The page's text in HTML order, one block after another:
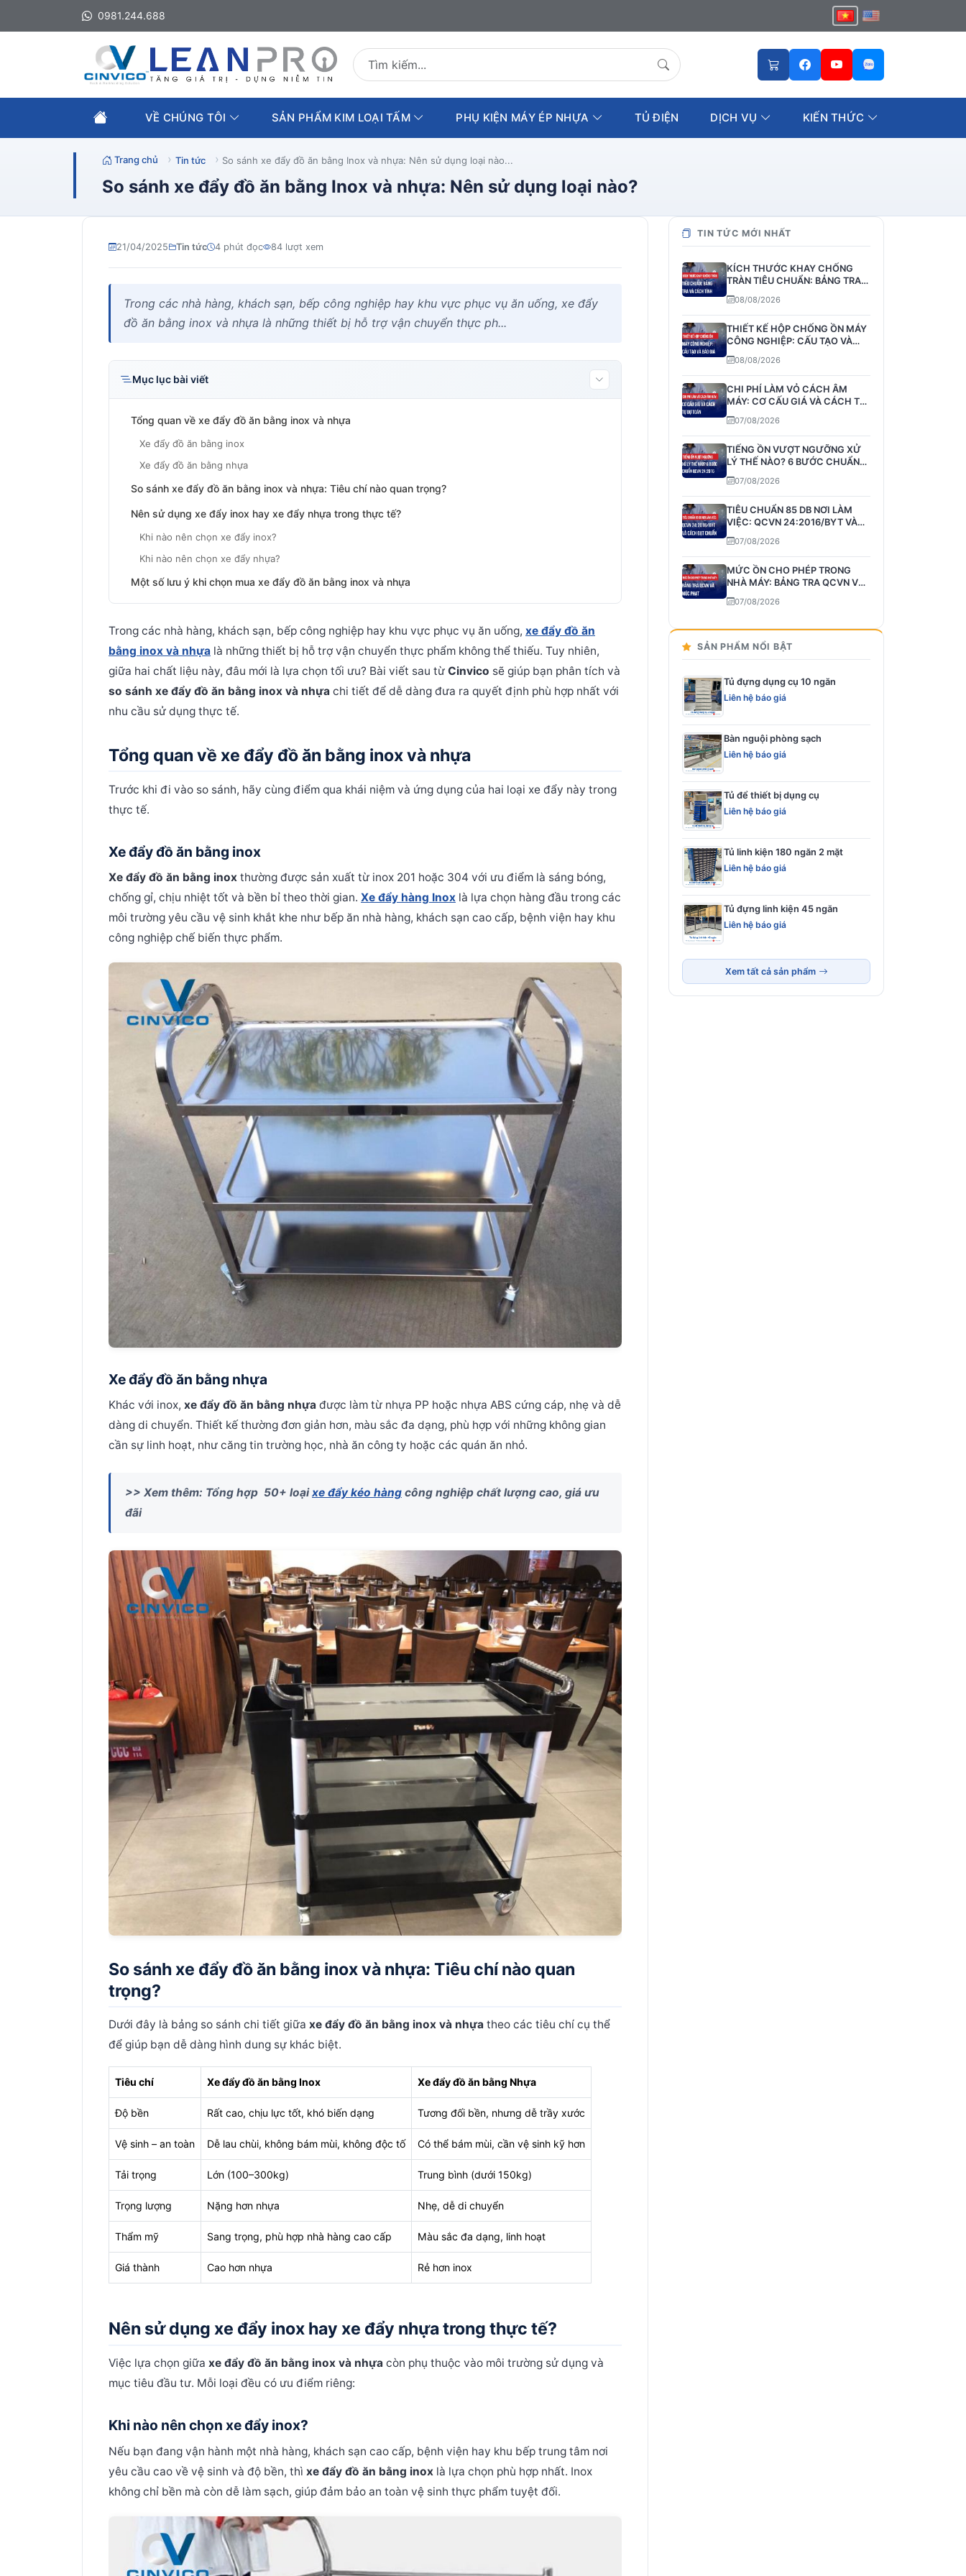
0981.244.688
Tìm kiếm sản phẩm
VỀ CHÚNG TÔI SẢN PHẨM KIM LOẠI TẤM PHỤ KIỆN MÁY ÉP NHỰA TỦ ĐIỆN DỊCH VỤ KIẾN THỨC
Trang chủ Tin tức So sánh xe đẩy đồ ăn bằng Inox và nhựa: Nên sử dụng loại nào...
So sánh xe đẩy đồ ăn bằng Inox và nhựa: Nên sử dụng loại nào?
21/04/2025 Tin tức 4 phút đọc 84 lượt xem
Trong các nhà hàng, khách sạn, bếp công nghiệp hay khu vực phục vụ ăn uống, xe đẩy
đồ ăn bằng inox và nhựa là những thiết bị hỗ trợ vận chuyển thực ph...
Mục lục bài viết
Tổng quan về xe đẩy đồ ăn bằng inox và nhựa
Xe đẩy đồ ăn bằng inox
Xe đẩy đồ ăn bằng nhựa
So sánh xe đẩy đồ ăn bằng inox và nhựa: Tiêu chí nào quan trọng?
Nên sử dụng xe đẩy inox hay xe đẩy nhựa trong thực tế?
Khi nào nên chọn xe đẩy inox?
Khi nào nên chọn xe đẩy nhựa?
Một số lưu ý khi chọn mua xe đẩy đồ ăn bằng inox và nhựa
Trong các nhà hàng, khách sạn, bếp công nghiệp hay khu vực phục vụ ăn uống, xe đẩy đồ ăn
bằng inox và nhựa là những thiết bị hỗ trợ vận chuyển thực phẩm không thể thiếu. Tuy nhiên,
giữa hai chất liệu này, đâu mới là lựa chọn tối ưu? Bài viết sau từ Cinvico sẽ giúp bạn phân tích và
so sánh xe đẩy đồ ăn bằng inox và nhựa chi tiết để dễ dàng đưa ra quyết định phù hợp nhất với
nhu cầu sử dụng thực tế.
Tổng quan về xe đẩy đồ ăn bằng inox và nhựa
Trước khi đi vào so sánh, hãy cùng điểm qua khái niệm và ứng dụng của hai loại xe đẩy này trong
thực tế.
Xe đẩy đồ ăn bằng inox
Xe đẩy đồ ăn bằng inox thường được sản xuất từ inox 201 hoặc 304 với ưu điểm là sáng bóng,
chống gỉ, chịu nhiệt tốt và bền bỉ theo thời gian. Xe đẩy hàng Inox là lựa chọn hàng đầu trong các
môi trường yêu cầu vệ sinh khắt khe như bếp ăn nhà hàng, khách sạn cao cấp, bệnh viện hay khu
công nghiệp chế biến thực phẩm.
Xe đẩy đồ ăn bằng nhựa
Khác với inox, xe đẩy đồ ăn bằng nhựa được làm từ nhựa PP hoặc nhựa ABS cứng cáp, nhẹ và dễ
dàng di chuyển. Thiết kế thường đơn giản hơn, màu sắc đa dạng, phù hợp với những không gian
cần sự linh hoạt, như căng tin trường học, nhà ăn công ty hoặc các quán ăn nhỏ.
>> Xem thêm: Tổng hợp 50+ loạixe đẩy kéo hàng công nghiệp chất lượng cao, giá ưu
đãi
So sánh xe đẩy đồ ăn bằng inox và nhựa: Tiêu chí nào quan
trọng?
Dưới đây là bảng so sánh chi tiết giữa xe đẩy đồ ăn bằng inox và nhựa theo các tiêu chí cụ thể
để giúp bạn dễ dàng hình dung sự khác biệt.
Tiêu chí Xe đẩy đồ ăn bằng Inox Xe đẩy đồ ăn bằng Nhựa
Độ bền Rất cao, chịu lực tốt, khó biến dạng Tương đối bền, nhưng dễ trầy xước
Vệ sinh – an toàn Dễ lau chùi, không bám mùi, không độc tố Có thể bám mùi, cần vệ sinh kỹ hơn
Tải trọng Lớn (100–300kg) Trung bình (dưới 150kg)
Trọng lượng Nặng hơn nhựa Nhẹ, dễ di chuyển
Thẩm mỹ Sang trọng, phù hợp nhà hàng cao cấp Màu sắc đa dạng, linh hoạt
Giá thành Cao hơn nhựa Rẻ hơn inox
Nên sử dụng xe đẩy inox hay xe đẩy nhựa trong thực tế?
Việc lựa chọn giữa xe đẩy đồ ăn bằng inox và nhựa còn phụ thuộc vào môi trường sử dụng và
mục tiêu đầu tư. Mỗi loại đều có ưu điểm riêng:
Khi nào nên chọn xe đẩy inox?
Nếu bạn đang vận hành một nhà hàng, khách sạn cao cấp, bệnh viện hay khu bếp trung tâm nơi
yêu cầu cao về vệ sinh và độ bền, thì xe đẩy đồ ăn bằng inox là lựa chọn phù hợp nhất. Inox
không chỉ bền mà còn dễ làm sạch, giúp đảm bảo an toàn vệ sinh thực phẩm tuyệt đối.
TIN TỨC MỚI NHẤT
KÍCH THƯỚC KHAY CHỐNG
TRÀN TIÊU CHUẨN: BẢNG TRA
VÀ CÁCH TÍNH
08/08/2026
THIẾT KẾ HỘP CHỐNG ỒN MÁY
CÔNG NGHIỆP: CẤU TẠO VÀ
BÁO GIÁ
08/08/2026
CHI PHÍ LÀM VỎ CÁCH ÂM
MÁY: CƠ CẤU GIÁ VÀ CÁCH TỰ
DỰ TOÁN
07/08/2026
TIẾNG ỒN VƯỢT NGƯỠNG XỬ
LÝ THẾ NÀO? 6 BƯỚC CHUẨN
QCVN 24:2016
07/08/2026
TIÊU CHUẨN 85 DB NƠI LÀM
VIỆC: QCVN 24:2016/BYT VÀ
CÁCH ĐẠT CHUẨN
07/08/2026
MỨC ỒN CHO PHÉP TRONG
NHÀ MÁY: BẢNG TRA QCVN VÀ
MỨC PHẠT
07/08/2026
SẢN PHẨM NỔI BẬT
Tủ đựng dụng cụ 10 ngăn
Liên hệ báo giá
Bàn nguội phòng sạch
Liên hệ báo giá
Tủ để thiết bị dụng cụ
Liên hệ báo giá
Tủ linh kiện 180 ngăn 2 mặt
Liên hệ báo giá
Tủ đựng linh kiện 45 ngăn
Liên hệ báo giá
Xem tất cả sản phẩm